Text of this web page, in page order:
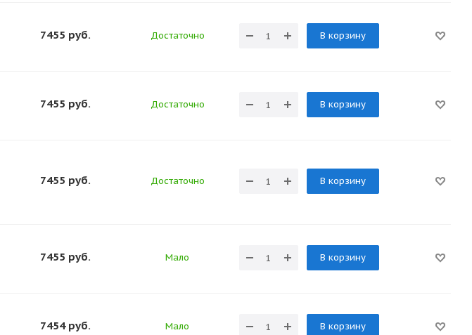
7455 руб. Достаточно В корзину
7455 руб. Достаточно В корзину
7455 руб. Достаточно В корзину
7455 руб. Мало В корзину
7454руб. Мало В корзину